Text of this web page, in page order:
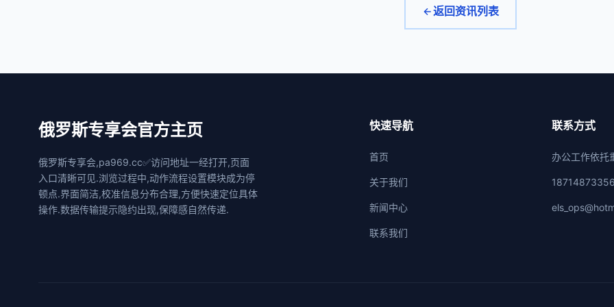
返回资讯列表
俄罗斯专享会官方主页
俄罗斯专享会,pa969.cc✅访问地址一经打开,页面
入口清晰可见.浏览过程中,动作流程设置模块成为停
顿点.界面简洁,校准信息分布合理,方便快速定位具体
操作.数据传输提示隐约出现,保障感自然传递.
快速导航
首页
关于我们
新闻中心
联系我们
联系方式
办公工作依托
18714873356